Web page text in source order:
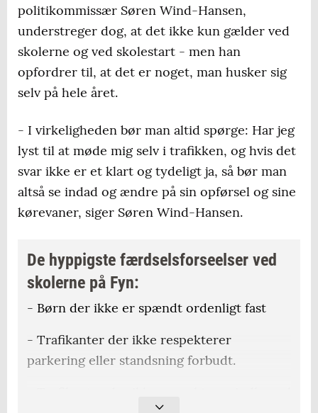
politikommissær Søren Wind-Hansen,
understreger dog, at det ikke kun gælder ved
skolerne og ved skolestart - men han
opfordrer til, at det er noget, man husker sig
selv på hele året.
- I virkeligheden bør man altid spørge: Har jeg
lyst til at møde mig selv i trafikken, og hvis det
svar ikke er et klart og tydeligt ja, så bør man
altså se indad og ændre på sin opførsel og sine
kørevaner, siger Søren Wind-Hansen.
De hyppigste færdselsforseelser ved
skolerne på Fyn:
- Børn der ikke er spændt ordenligt fast
- Trafikanter der ikke respekterer
parkering eller standsning forbudt.